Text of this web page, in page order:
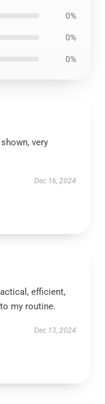
0%
0%
0%
very
Dec 16, 2024
efficient,
my routine.
Dec 13, 2024